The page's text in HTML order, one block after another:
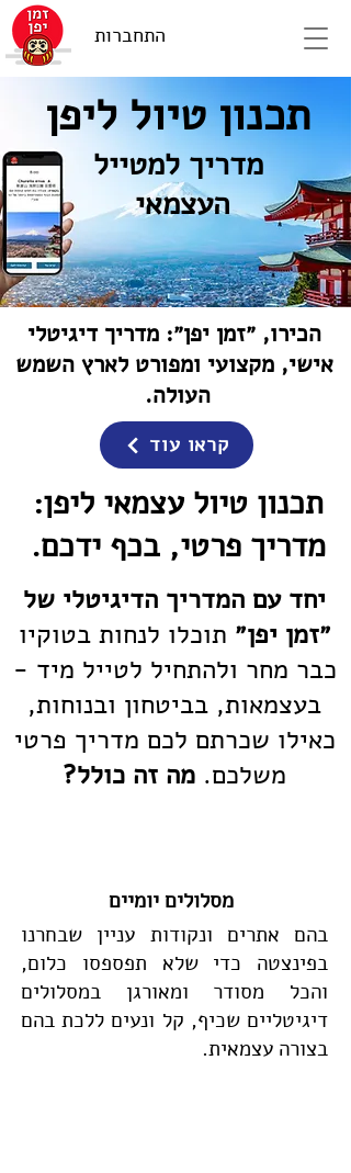
התחברות
תכנון טיול ליפן
מדריך למטייל
העצמאי
הכירו, ״זמן יפן״: מדריך דיגיטלי
אישי, מקצועי ומפורט לארץ השמש
העולה.
קראו עוד
תכנון טיול עצמאי ליפן:
מדריך פרטי, בכף ידכם.
יחד עם המדריך הדיגיטלי של
״זמן יפן״ תוכלו לנחות בטוקיו
כבר מחר ולהתחיל לטייל מיד -
בעצמאות, בביטחון ובנוחות,
כאילו שכרתם לכם מדריך פרטי
משלכם. מה זה כולל?
מסלולים יומיים
בהם אתרים ונקודות עניין שבחרנו
בפינצטה כדי שלא תפספסו כלום,
והכל מסודר ומאורגן במסלולים
דיגיטליים שכיף, קל ונעים ללכת בהם
בצורה עצמאית.